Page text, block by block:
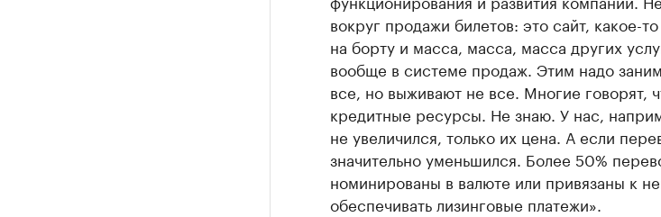
вокруг продажи билетов: это сайт, какое-
на борту и масса, масса, масса других
вообще в системе продаж. Этим надо
все, но выживают не все. Многие говорят,
кредитные ресурсы. Не знаю. У нас,
не увеличился, только их цена. А если
значительно уменьшился. Более 50%
номинированы в валюте или привязаны к
обеспечивать лизинговые платежи».